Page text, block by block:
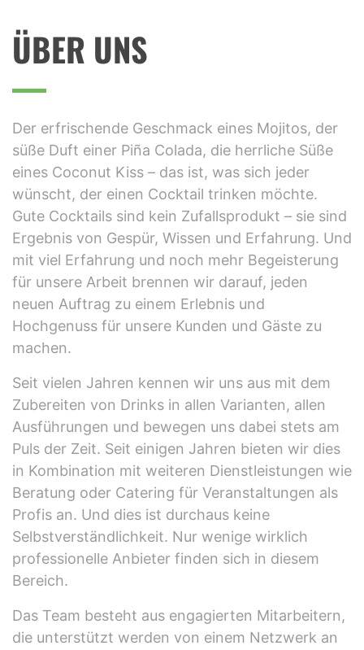
PROFESSIONELLER
ÜBER UNS
Der erfrischende Geschmack eines Mojitos, der
süße Duft einer Piña Colada, die herrliche Süße
eines Coconut Kiss – das ist, was sich jeder
wünscht, der einen Cocktail trinken möchte.
Gute Cocktails sind kein Zufallsprodukt – sie sind
Ergebnis von Gespür, Wissen und Erfahrung. Und
mit viel Erfahrung und noch mehr Begeisterung
für unsere Arbeit brennen wir darauf, jeden
neuen Auftrag zu einem Erlebnis und
Hochgenuss für unsere Kunden und Gäste zu
machen.
Seit vielen Jahren kennen wir uns aus mit dem
Zubereiten von Drinks in allen Varianten, allen
Ausführungen und bewegen uns dabei stets am
Puls der Zeit. Seit einigen Jahren bieten wir dies
in Kombination mit weiteren Dienstleistungen wie
Beratung oder Catering für Veranstaltungen als
Profis an. Und dies ist durchaus keine
Selbstverständlichkeit. Nur wenige wirklich
professionelle Anbieter finden sich in diesem
Bereich.
Das Team besteht aus engagierten Mitarbeitern,
die unterstützt werden von einem Netzwerk an